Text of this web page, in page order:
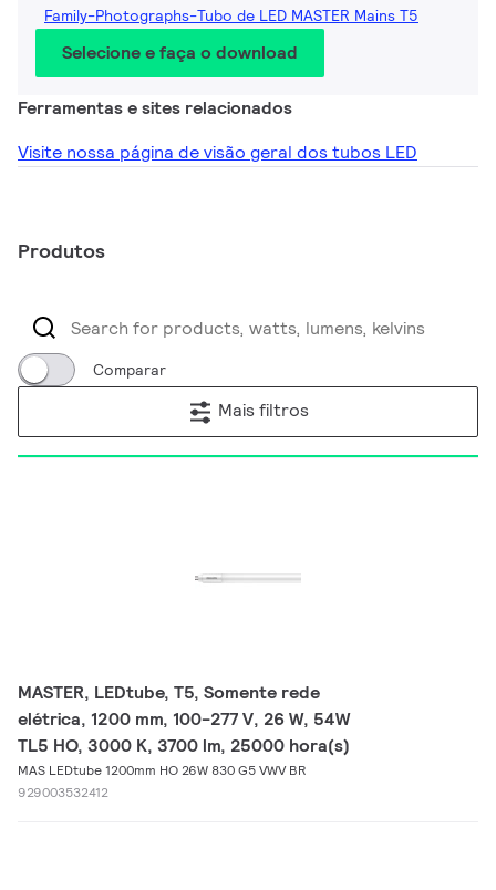
Family-Photographs-Tubo de LED MASTER Mains T5
Selecione e faça o download
Ferramentas e sites relacionados
Visite nossa página de visão geral dos tubos LED
Produtos
Comparar
Mais filtros
MASTER, LEDtube, T5, Somente rede
elétrica, 1200 mm, 100-277 V, 26 W, 54W
TL5 HO, 3000 K, 3700 lm, 25000 hora(s)
MAS LEDtube 1200mm HO 26W 830 G5 VWV BR
929003532412